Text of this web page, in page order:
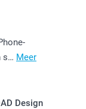
s… Meer
Design